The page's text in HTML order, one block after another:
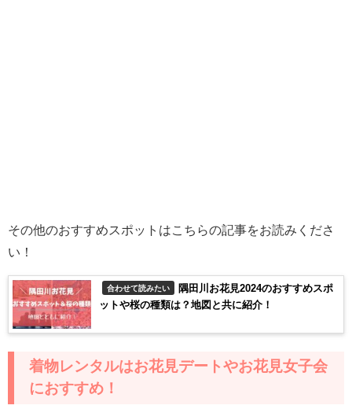
その他のおすすめスポットはこちらの記事をお読みくださ
い！
合わせて読みたい
隅田川お花見2024のおすすめスポ
ットや桜の種類は？地図と共に紹介！
着物レンタルはお花見デートやお花見女子会
におすすめ！